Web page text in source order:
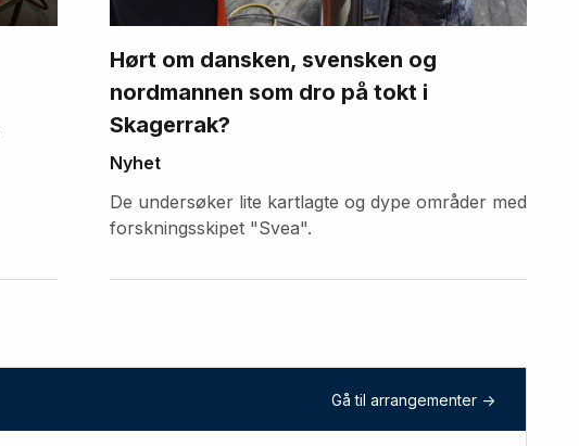
Hørt om dansken, svensken og
nordmannen som dro på tokt i
Skagerrak?
Nyhet
De undersøker lite kartlagte og dype områder med
forskningsskipet "Svea".
Gå til arrangementer ->